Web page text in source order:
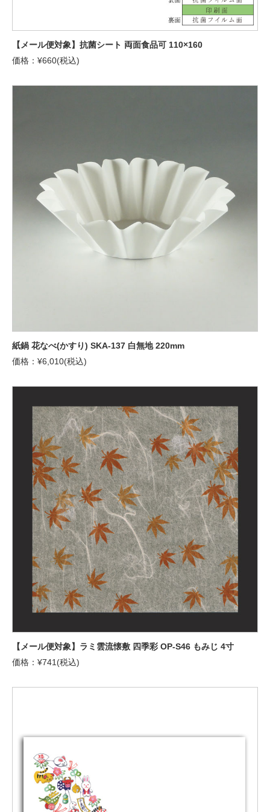
【メール便対象】抗菌シート 両面食品可 110×160
価格：¥660(税込)
紙鍋 花なべ(かすり) SKA-137 白無地 220mm
価格：¥6,010(税込)
【メール便対象】ラミ雲流懐敷 四季彩 OP-S46 もみじ 4寸
価格：¥741(税込)